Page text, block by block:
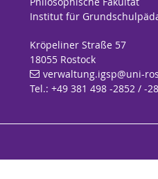
Institut für
Kröpeliner Straße 57
18055 Rostock
verwaltung.igsp@uni-
Tel.: +49 381 498 -2852 / -